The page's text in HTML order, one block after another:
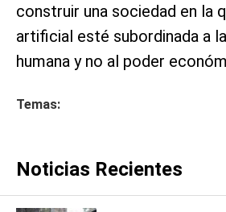
construir una sociedad en la
artificial esté subordinada a
humana y no al poder
Temas:
Noticias Recientes